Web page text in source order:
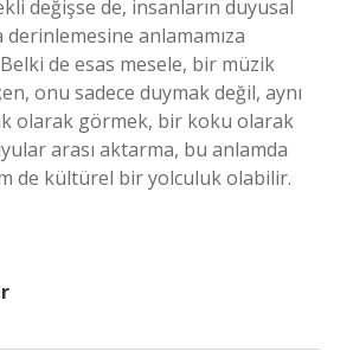
değişse de, insanların duyusal
derinlemesine anlamamıza
de esas mesele, bir müzik
onu sadece duymak değil, aynı
olarak görmek, bir koku olarak
arası aktarma, bu anlamda
de kültürel bir yolculuk olabilir.